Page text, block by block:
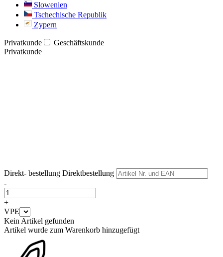
Slowenien
Tschechische Republik
Zypern
Privatkunde
Geschäftskunde
Privatkunde
Direkt- bestellung Direktbestellung
-
+
VPE
Kein Artikel gefunden
Artikel wurde zum Warenkorb hinzugefügt